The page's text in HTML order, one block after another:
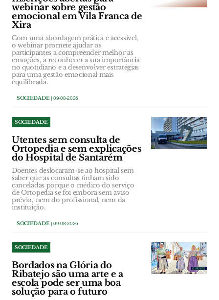
webinar sobre gestão
emocional em Vila Franca de
Xira
Com uma abordagem prática e acessível,
o webinar promete ajudar os
participantes a compreender melhor as
emoções, a reconhecer a sua importância
no quotidiano e a desenvolver estratégias
para uma gestão emocional mais
equilibrada.
SOCIEDADE| 09-08-2026
SOCIEDADE
Utentes sem consulta de
Ortopedia e sem explicações
do Hospital de Santarém
Doentes deslocaram-se ao hospital sem
saber que as consultas tinham sido
canceladas porque o médico do serviço
de Ortopedia se foi embora sem aviso
prévio, nem do profissional, nem da
instituição.
SOCIEDADE| 09-08-2026
SOCIEDADE
Bordados na Glória do
Ribatejo são uma arte e a
escola pode ser uma boa
solução para o futuro